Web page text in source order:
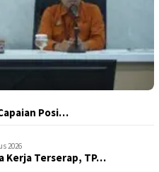
Posi…
2026
Kerja Terserap, TP…